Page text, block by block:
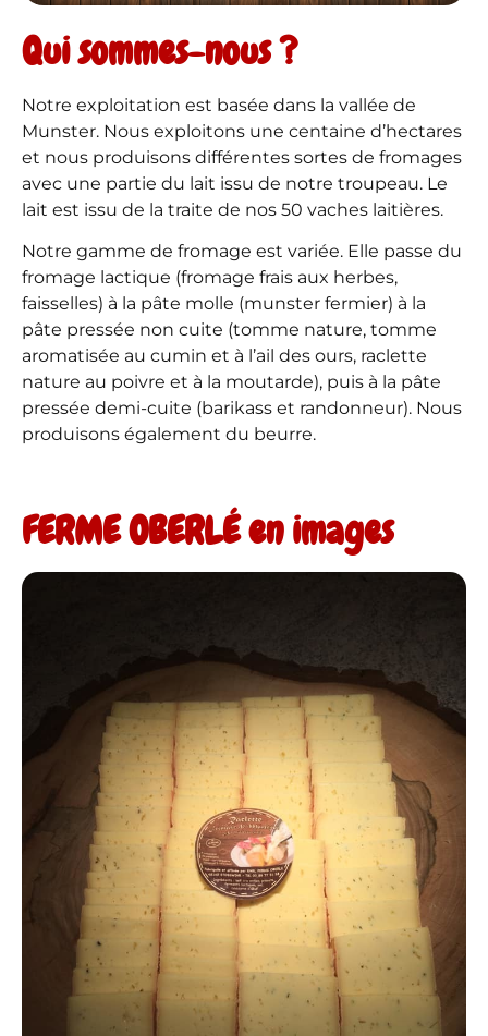
Qui sommes-nous ?
Notre exploitation est basée dans la vallée de
Munster. Nous exploitons une centaine d’hectares
et nous produisons différentes sortes de fromages
avec une partie du lait issu de notre troupeau. Le
lait est issu de la traite de nos 50 vaches laitières.
Notre gamme de fromage est variée. Elle passe du
fromage lactique (fromage frais aux herbes,
faisselles) à la pâte molle (munster fermier) à la
pâte pressée non cuite (tomme nature, tomme
aromatisée au cumin et à l’ail des ours, raclette
nature au poivre et à la moutarde), puis à la pâte
pressée demi-cuite (barikass et randonneur). Nous
produisons également du beurre.
FERME OBERLÉ en images